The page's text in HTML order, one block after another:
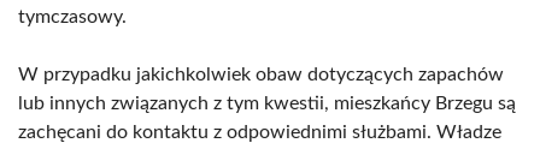
tymczasowy.
W przypadku jakichkolwiek obaw dotyczących zapachów
lub innych związanych z tym kwestii, mieszkańcy Brzegu są
zachęcani do kontaktu z odpowiednimi służbami. Władze